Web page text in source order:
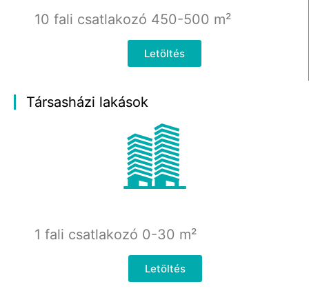
10 fali csatlakozó 450-500 m²
Letöltés
Társasházi lakások
1 fali csatlakozó 0-30 m²
Letöltés